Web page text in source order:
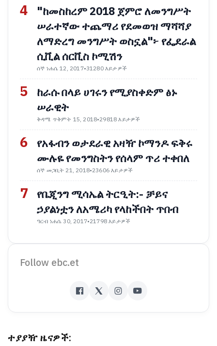
4
"ከመስከረም 2018 ጀምሮ ለመንግሥት
ሠራተኛው ተጨማሪ የደመወዝ ማሻሻያ
ለማድረግ መንግሥት ወስኗል"፦ የፌደራል
ሲቪል ሰርቪስ ኮሚሽን
ሰኞ ነሐሴ 12, 2017•31280 እይታዎች
5
ከራሱ በላይ ሀገሩን የሚያስቀድም ፅኑ
ሠራዊት
ቅዳሜ ጥቅምት 15, 2018•29818 እይታዎች
6
የአፋብን ወታደራዊ አዛዥ ኮማንዶ ፍቅሩ
ሙሉዬ የመንግስትን የሰላም ጥሪ ተቀበለ
ሰኞ መጋቢት 21, 2018•23606 እይታዎች
7
የቤጂንግ ሚሳኤል ትርዒት:- ቻይና
ኃያልነቷን ለአሜሪካ የላከችበት ጥበብ
ዓርብ ነሐሴ 30, 2017•21798 እይታዎች
Follow ebc.et
ተያያዥ ዜናዎች: